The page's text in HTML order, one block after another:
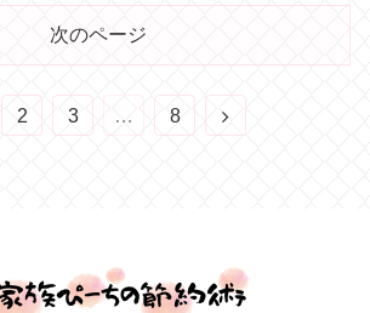
次のページ
2 3 … 8